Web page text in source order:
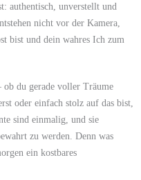
authentisch, unverstellt und
nicht vor der Kamera,
bist und dein wahres Ich zum
ob du gerade voller Träume
oder einfach stolz auf das bist,
sind einmalig, und sie
zu werden. Denn was
ein kostbares